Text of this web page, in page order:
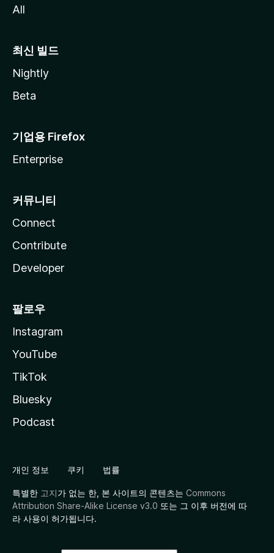
All
최신 빌드
Nightly
Beta
기업용 Firefox
Enterprise
커뮤니티
Connect
Contribute
Developer
팔로우
Instagram
YouTube
TikTok
Bluesky
Podcast
개인 정보 쿠키 법률
특별한 고지가 없는 한, 본 사이트의 콘텐츠는 Commons
Attribution Share-Alike License v3.0 또는 그 이후 버전에 따
라 사용이 허가됩니다.